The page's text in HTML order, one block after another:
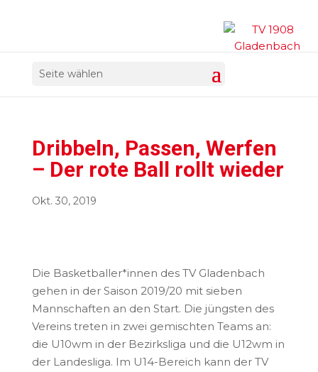
Seite wählen
Dribbeln, Passen, Werfen
– Der rote Ball rollt wieder
Okt. 30, 2019
Die Basketballer*innen des TV Gladenbach
gehen in der Saison 2019/20 mit sieben
Mannschaften an den Start. Die jüngsten des
Vereins treten in zwei gemischten Teams an:
die U10wm in der Bezirksliga und die U12wm in
der Landesliga. Im U14-Bereich kann der TV